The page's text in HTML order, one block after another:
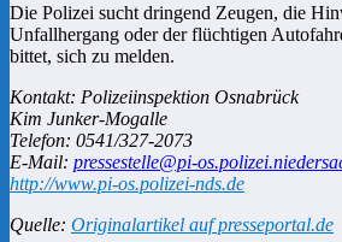
Die Polizei sucht dringend Zeugen, die
Unfallhergang oder der flüchtigen
bittet, sich zu melden.
Kontakt: Polizeiinspektion Osnabrück
Kim Junker-Mogalle
Telefon: 0541/327-2073
E-Mail: pressestelle@pi-
http://www.pi-os.polizei-nds.de
Quelle: Originalartikel auf presseportal.de